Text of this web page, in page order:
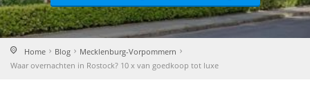
Home Blog
Mecklenburg-Vorpommern
Waar overnachten in Rostock? 10 x van goedkoop tot luxe